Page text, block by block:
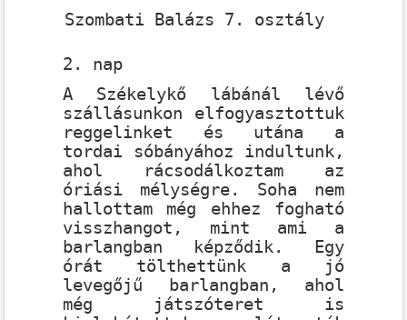
Szombati Balázs 7. osztály
2. nap
A Székelykő lábánál lévő
szállásunkon elfogyasztottuk
reggelinket és utána a
tordai sóbányához indultunk,
ahol rácsodálkoztam az
óriási mélységre. Soha nem
hallottam még ehhez fogható
visszhangot, mint ami a
barlangban képződik. Egy
órát tölthettünk a jó
levegőjű barlangban, ahol
még játszóteret is